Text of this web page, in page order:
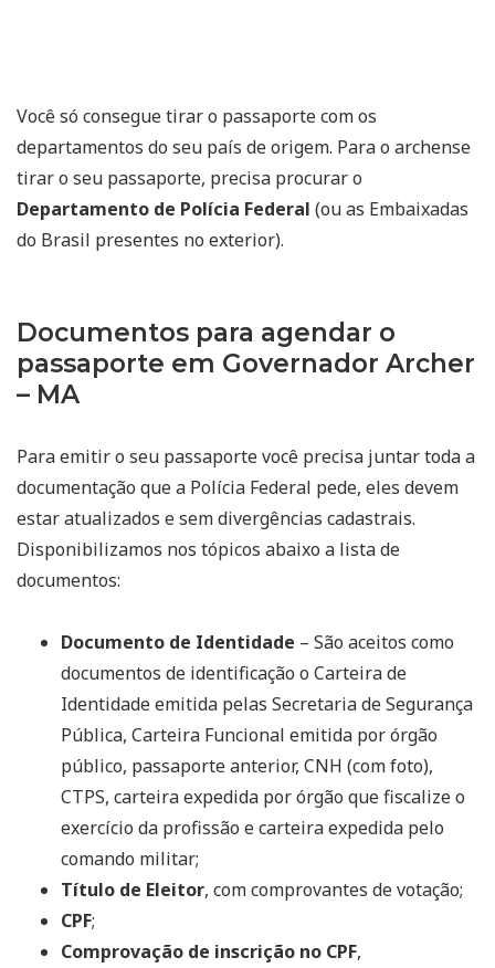
Você só consegue tirar o passaporte com os
departamentos do seu país de origem. Para o archense
tirar o seu passaporte, precisa procurar o
Departamento de Polícia Federal (ou as Embaixadas
do Brasil presentes no exterior).
Documentos para agendar o
passaporte em Governador Archer
– MA
Para emitir o seu passaporte você precisa juntar toda a
documentação que a Polícia Federal pede, eles devem
estar atualizados e sem divergências cadastrais.
Disponibilizamos nos tópicos abaixo a lista de
documentos:
Documento de Identidade – São aceitos como
documentos de identificação o Carteira de
Identidade emitida pelas Secretaria de Segurança
Pública, Carteira Funcional emitida por órgão
público, passaporte anterior, CNH (com foto),
CTPS, carteira expedida por órgão que fiscalize o
exercício da profissão e carteira expedida pelo
comando militar;
Título de Eleitor, com comprovantes de votação;
CPF;
Comprovação de inscrição no CPF,